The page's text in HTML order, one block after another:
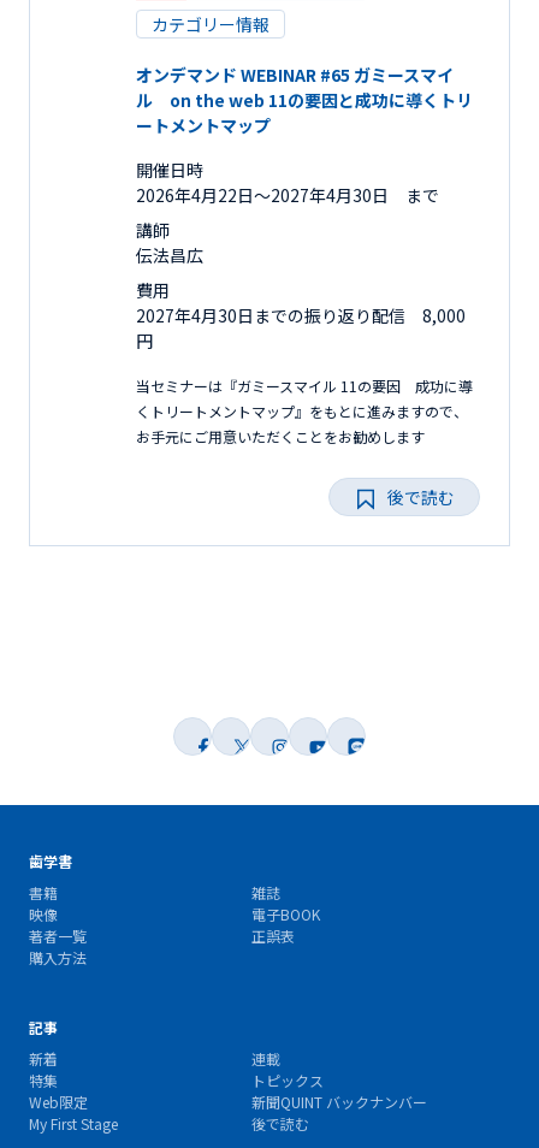
カテゴリー情報
オンデマンド WEBINAR #65 ガミースマイ
ル on the web 11の要因と成功に導くトリ
ートメントマップ
開催日時
2026年4月22日〜2027年4月30日 まで
講師
伝法昌広
費用
2027年4月30日までの振り返り配信 8,000
円
当セミナーは『ガミースマイル 11の要因 成功に導
くトリートメントマップ』をもとに進みますので、
お手元にご用意いただくことをお勧めします
後で読む
歯学書
書籍
雑誌
映像
電子BOOK
著者一覧
正誤表
購入方法
記事
新着
連載
特集
トピックス
Web限定
新聞QUINT バックナンバー
My First Stage
後で読む